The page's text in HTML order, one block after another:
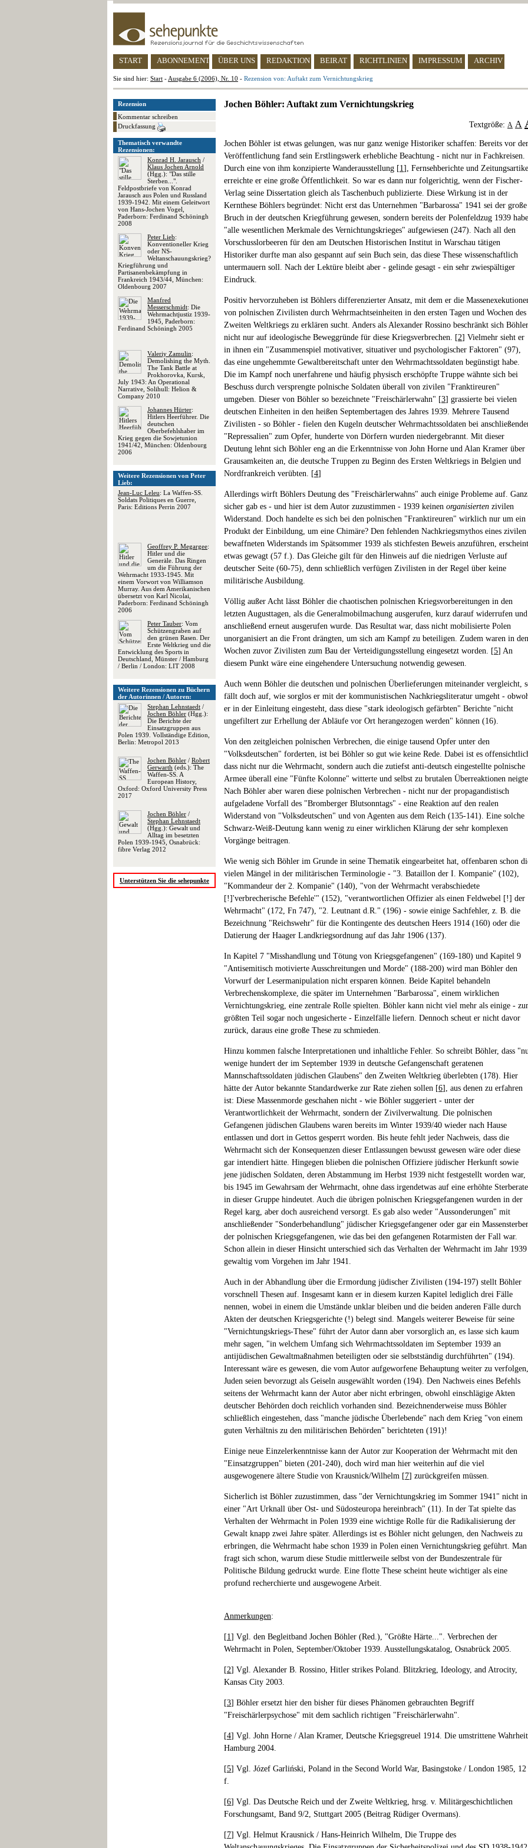
START ABONNEMENT ÜBER UNS REDAKTION BEIRAT RICHTLINIEN IMPRESSUM ARCHIV
Sie sind hier: Start - Ausgabe 6 (2006), Nr. 10 - Rezension von: Auftakt zum Vernichtungskrieg
Rezension
Kommentar schreiben
Druckfassung
Thematisch verwandte
Rezensionen:
Konrad H. Jarausch /
Klaus Jochen Arnold
(Hgg.): "Das stille
Sterben...".
Feldpostbriefe von Konrad
Jarausch aus Polen und Russland
1939-1942. Mit einem Geleitwort
von Hans-Jochen Vogel,
Paderborn: Ferdinand Schöningh
2008
Peter Lieb:
Konventioneller Krieg
oder NS-
Weltanschauungskrieg?
Kriegführung und
Partisanenbekämpfung in
Frankreich 1943/44, München:
Oldenbourg 2007
Manfred
Messerschmidt: Die
Wehrmachtjustiz 1939-
1945, Paderborn:
Ferdinand Schöningh 2005
Valeriy Zamulin:
Demolishing the Myth.
The Tank Battle at
Prokhorovka, Kursk,
July 1943: An Operational
Narrative, Solihull: Helion &
Company 2010
Johannes Hürter:
Hitlers Heerführer. Die
deutschen
Oberbefehlshaber im
Krieg gegen die Sowjetunion
1941/42, München: Oldenbourg
2006
Weitere Rezensionen von Peter
Lieb:
Jean-Luc Leleu: La Waffen-SS.
Soldats Politiques en Guerre,
Paris: Editions Perrin 2007
Geoffrey P. Megargee:
Hitler und die
Generäle. Das Ringen
um die Führung der
Wehrmacht 1933-1945. Mit
einem Vorwort von Williamson
Murray. Aus dem Amerikanischen
übersetzt von Karl Nicolai,
Paderborn: Ferdinand Schöningh
2006
Peter Tauber: Vom
Schützengraben auf
den grünen Rasen. Der
Erste Weltkrieg und die
Entwicklung des Sports in
Deutschland, Münster / Hamburg
/ Berlin / London: LIT 2008
Weitere Rezensionen zu Büchern
der Autorinnen / Autoren:
Stephan Lehnstaedt /
Jochen Böhler (Hgg.):
Die Berichte der
Einsatzgruppen aus
Polen 1939. Vollständige Edition,
Berlin: Metropol 2013
Jochen Böhler / Robert
Gerwarth (eds.): The
Waffen-SS. A
European History,
Oxford: Oxford University Press
2017
Jochen Böhler /
Stephan Lehnstaedt
(Hgg.): Gewalt und
Alltag im besetzten
Polen 1939-1945, Osnabrück:
fibre Verlag 2012
Unterstützen Sie die sehepunkte
Jochen Böhler: Auftakt zum Vernichtungskrieg
Textgröße: A A
Jochen Böhler ist etwas gelungen, was nur ganz wenige Historiker schaffen: Bereits vor der
Veröffentlichung fand sein Erstlingswerk erhebliche Beachtung - nicht nur in Fachkreisen.
Durch eine von ihm konzipierte Wanderausstellung [1], Fernsehberichte und
erreichte er eine große Öffentlichkeit. So war es dann nur folgerichtig, wenn der Fischer-
Verlag seine Dissertation gleich als Taschenbuch publizierte. Diese Wirkung ist in der
Kernthese Böhlers begründet: Nicht erst das Unternehmen "Barbarossa" 1941 sei der große
Bruch in der deutschen Kriegführung gewesen, sondern bereits der Polenfeldzug 1939 habe
"alle wesentlichen Merkmale des Vernichtungskrieges" aufgewiesen (247). Nach all den
Vorschusslorbeeren für den am Deutschen Historischen Institut in Warschau tätigen
Historiker durfte man also gespannt auf sein Buch sein, das diese These wissenschaftlich
untermauern soll. Nach der Lektüre bleibt aber - gelinde gesagt - ein sehr zwiespältiger
Eindruck.
Positiv hervorzuheben ist Böhlers differenzierter Ansatz, mit dem er die
von polnischen Zivilisten durch Wehrmachtseinheiten in den ersten Tagen und Wochen des
Zweiten Weltkriegs zu erklären sucht. Anders als Alexander Rossino beschränkt sich Böhler
nicht nur auf ideologische Beweggründe für diese Kriegsverbrechen. [2] Vielmehr sieht er
in ihnen ein "Zusammenspiel motivativer, situativer und psychologischer Faktoren" (97),
das eine ungehemmte Gewaltbereitschaft unter den Wehrmachtssoldaten begünstigt habe.
Die im Kampf noch unerfahrene und häufig physisch erschöpfte Truppe wähnte sich bei
Beschuss durch versprengte polnische Soldaten überall von zivilen "Franktireuren"
umgeben. Dieser von Böhler so bezeichnete "Freischärlerwahn" [3] grassierte bei vielen
deutschen Einheiten in den heißen Septembertagen des Jahres 1939. Mehrere Tausend
Zivilisten - so Böhler - fielen den Kugeln deutscher Wehrmachtssoldaten bei
"Repressalien" zum Opfer, hunderte von Dörfern wurden niedergebrannt. Mit dieser
Deutung lehnt sich Böhler eng an die Erkenntnisse von John Horne und Alan Kramer über
Grausamkeiten an, die deutsche Truppen zu Beginn des Ersten Weltkriegs in Belgien und
Nordfrankreich verübten. [4]
Allerdings wirft Böhlers Deutung des "Freischärlerwahns" auch einige Probleme auf. Ganz
sicher gab es - und hier ist dem Autor zuzustimmen - 1939 keinen organisierten zivilen
Widerstand. Doch handelte es sich bei den polnischen "Franktireuren" wirklich nur um ein
Produkt der Einbildung, um eine Chimäre? Den fehlenden Nachkriegsmythos eines zivilen
bewaffneten Widerstands im Spätsommer 1939 als stichfesten Beweis anzuführen, erscheint
etwas gewagt (57 f.). Das Gleiche gilt für den Hinweis auf die niedrigen Verluste auf
deutscher Seite (60-75), denn schließlich verfügen Zivilisten in der Regel über keine
militärische Ausbildung.
Völlig außer Acht lässt Böhler die chaotischen polnischen Kriegsvorbereitungen in den
letzten Augusttagen, als die Generalmobilmachung ausgerufen, kurz darauf widerrufen und
anschließend erneut ausgerufen wurde. Das Resultat war, dass nicht mobilisierte Polen
unorganisiert an die Front drängten, um sich am Kampf zu beteiligen. Zudem waren in den
Wochen zuvor Zivilisten zum Bau der Verteidigungsstellung eingesetzt worden. [5] An
diesem Punkt wäre eine eingehendere Untersuchung notwendig gewesen.
Auch wenn Böhler die deutschen und polnischen Überlieferungen miteinander vergleicht,
fällt doch auf, wie sorglos er mit der kommunistischen Nachkriegsliteratur umgeht -
er in der Einleitung eingesteht, dass diese "stark ideologisch gefärbten" Berichte "nicht
ungefiltert zur Erhellung der Abläufe vor Ort herangezogen werden" können (16).
Von den zeitgleichen polnischen Verbrechen, die einige tausend Opfer unter den
"Volksdeutschen" forderten, ist bei Böhler so gut wie keine Rede. Dabei ist es
dass nicht nur die Wehrmacht, sondern auch die zutiefst anti-deutsch eingestellte polnische
Armee überall eine "Fünfte Kolonne" witterte und selbst zu brutalen Überreaktionen
Nach Böhler aber waren diese polnischen Verbrechen - nicht nur der propagandistisch
aufgeladene Vorfall des "Bromberger Blutsonntags" - eine Reaktion auf den realen
Widerstand von "Volksdeutschen" und von Agenten aus dem Reich (135-141). Eine solche
Schwarz-Weiß-Deutung kann wenig zu einer wirklichen Klärung der sehr komplexen
Vorgänge beitragen.
Wie wenig sich Böhler im Grunde in seine Thematik eingearbeitet hat, offenbaren schon
vielen Mängel in der militärischen Terminologie - "3. Bataillon der I. Kompanie" (102),
"Kommandeur der 2. Kompanie" (140), "von der Wehrmacht verabschiedete
[!]'verbrecherische Befehle'" (152), "verantwortlichen Offizier als einen Feldwebel [!] der
Wehrmacht" (172, Fn 747), "2. Leutnant d.R." (196) - sowie einige Sachfehler, z. B. die
Bezeichnung "Reichswehr" für die Kontingente des deutschen Heers 1914 (160) oder die
Datierung der Haager Landkriegsordnung auf das Jahr 1906 (137).
In Kapitel 7 "Misshandlung und Tötung von Kriegsgefangenen" (169-180) und Kapitel 9
"Antisemitisch motivierte Ausschreitungen und Morde" (188-200) wird man Böhler den
Vorwurf der Lesermanipulation nicht ersparen können. Beide Kapitel behandeln
Verbrechenskomplexe, die später im Unternehmen "Barbarossa", einem wirklichen
Vernichtungskrieg, eine zentrale Rolle spielten. Böhler kann nicht viel mehr als einige -
größten Teil sogar noch ungesicherte - Einzelfälle liefern. Dennoch scheut er nicht davor
zurück, daraus eine große These zu schmieden.
Hinzu kommen falsche Interpretationen und inhaltliche Fehler. So schreibt Böhler, dass
wenige hundert der im September 1939 in deutsche Gefangenschaft geratenen
Mannschaftssoldaten jüdischen Glaubens" den Zweiten Weltkrieg überlebten (178). Hier
hätte der Autor bekannte Standardwerke zur Rate ziehen sollen [6], aus denen zu erfahren
ist: Diese Massenmorde geschahen nicht - wie Böhler suggeriert - unter der
Verantwortlichkeit der Wehrmacht, sondern der Zivilverwaltung. Die polnischen
Gefangenen jüdischen Glaubens waren bereits im Winter 1939/40 wieder nach Hause
entlassen und dort in Gettos gesperrt worden. Bis heute fehlt jeder Nachweis, dass die
Wehrmacht sich der Konsequenzen dieser Entlassungen bewusst gewesen wäre oder diese
gar intendiert hätte. Hingegen blieben die polnischen Offiziere jüdischer Herkunft sowie
jene jüdischen Soldaten, deren Abstammung im Herbst 1939 nicht festgestellt worden war,
bis 1945 im Gewahrsam der Wehrmacht, ohne dass irgendetwas auf eine erhöhte Sterberate
in dieser Gruppe hindeutet. Auch die übrigen polnischen Kriegsgefangenen wurden in der
Regel karg, aber doch ausreichend versorgt. Es gab also weder "Aussonderungen" mit
anschließender "Sonderbehandlung" jüdischer Kriegsgefangener oder gar ein
der polnischen Kriegsgefangenen, wie das bei den gefangenen Rotarmisten der Fall war.
Schon allein in dieser Hinsicht unterschied sich das Verhalten der Wehrmacht im Jahr 1939
gewaltig vom Vorgehen im Jahr 1941.
Auch in der Abhandlung über die Ermordung jüdischer Zivilisten (194-197) stellt Böhler
vorschnell Thesen auf. Insgesamt kann er in diesem kurzen Kapitel lediglich drei Fälle
nennen, wobei in einem die Umstände unklar bleiben und die beiden anderen Fälle durch
Akten der deutschen Kriegsgerichte (!) belegt sind. Mangels weiterer Beweise für seine
"Vernichtungskriegs-These" führt der Autor dann aber vorsorglich an, es lasse sich kaum
mehr sagen, "in welchem Umfang sich Wehrmachtssoldaten im September 1939 an
antijüdischen Gewaltmaßnahmen beteiligten oder sie selbstständig durchführten" (194).
Interessant wäre es gewesen, die vom Autor aufgeworfene Behauptung weiter zu verfolgen,
Juden seien bevorzugt als Geiseln ausgewählt worden (194). Den Nachweis eines Befehls
seitens der Wehrmacht kann der Autor aber nicht erbringen, obwohl einschlägige Akten
deutscher Behörden doch reichlich vorhanden sind. Bezeichnenderweise muss Böhler
schließlich eingestehen, dass "manche jüdische Überlebende" nach dem Krieg "von einem
guten Verhältnis zu den militärischen Behörden" berichteten (191)!
Einige neue Einzelerkenntnisse kann der Autor zur Kooperation der Wehrmacht mit den
"Einsatzgruppen" bieten (201-240), doch wird man hier weiterhin auf die viel
ausgewogenere ältere Studie von Krausnick/Wilhelm [7] zurückgreifen müssen.
Sicherlich ist Böhler zuzustimmen, dass "der Vernichtungskrieg im Sommer 1941" nicht in
einer "Art Urknall über Ost- und Südosteuropa hereinbrach" (11). In der Tat spielte das
Verhalten der Wehrmacht in Polen 1939 eine wichtige Rolle für die Radikalisierung der
Gewalt knapp zwei Jahre später. Allerdings ist es Böhler nicht gelungen, den Nachweis zu
erbringen, die Wehrmacht habe schon 1939 in Polen einen Vernichtungskrieg geführt. Man
fragt sich schon, warum diese Studie mittlerweile selbst von der Bundeszentrale für
Politische Bildung gedruckt wurde. Eine flotte These scheint heute wichtiger als eine
profund recherchierte und ausgewogene Arbeit.
Anmerkungen:
[1] Vgl. den Begleitband Jochen Böhler (Red.), "Größte Härte...". Verbrechen der
Wehrmacht in Polen, September/Oktober 1939. Ausstellungskatalog, Osnabrück 2005.
[2] Vgl. Alexander B. Rossino, Hitler strikes Poland. Blitzkrieg, Ideology, and Atrocity,
Kansas City 2003.
[3] Böhler ersetzt hier den bisher für dieses Phänomen gebrauchten Begriff
"Freischärlerpsychose" mit dem sachlich richtigen "Freischärlerwahn".
[4] Vgl. John Horne / Alan Kramer, Deutsche Kriegsgreuel 1914. Die umstrittene
Hamburg 2004.
[5] Vgl. Józef Garliński, Poland in the Second World War, Basingstoke / London 1985, 12
f.
[6] Vgl. Das Deutsche Reich und der Zweite Weltkrieg, hrsg. v. Militärgeschichtlichen
Forschungsamt, Band 9/2, Stuttgart 2005 (Beitrag Rüdiger Overmans).
[7] Vgl. Helmut Krausnick / Hans-Heinrich Wilhelm, Die Truppe des